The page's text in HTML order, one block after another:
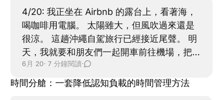
Home game，但這次入場費更高，牌桌上還
會出現完全不認識的玩家。 我原本其實不太
想去。我有自知之明，以我的程度上桌，大概
只有被屠宰的份。 德州撲克對新手算友善。
單一牌局有足夠的隨機性，就算亂玩，也可能
上錦標賽不斷升盲，技術差距遲早會呈現。
4/20: 我正坐在 Airbnb 的露台上，看著海，
喝咖啡用電腦。 太陽雖大，但風吹過來還是
很涼。 這趟沖繩自駕旅行已經接近尾聲。 明
天，我就要和朋友們一起開車前往機場，把這
幾天的歡笑收進記憶裡。 旅行的這幾天，時
間過得很純粹。不需要被通知打斷，不需要一
6月 20· 7 分鐘閱讀·
時間分艙：一套降低認知負載的時間管理方法